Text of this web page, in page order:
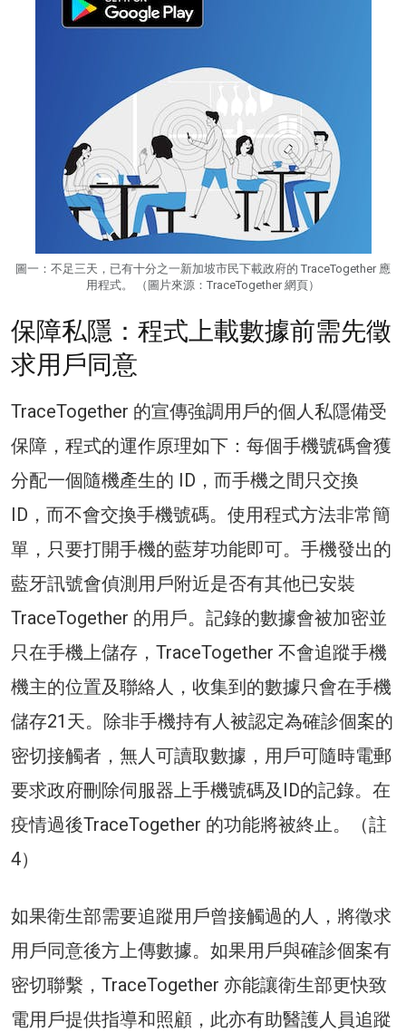
圖一：不足三天，已有十分之一新加坡市民下載政府的 TraceTogether 應
用程式。 （圖片來源：TraceTogether 網頁）
保障私隱：程式上載數據前需先徵
求用戶同意
TraceTogether 的宣傳強調用戶的個人私隱備受
保障，程式的運作原理如下：每個手機號碼會獲
分配一個隨機產生的 ID，而手機之間只交換
ID，而不會交換手機號碼。使用程式方法非常簡
單，只要打開手機的藍芽功能即可。手機發出的
藍牙訊號會偵測用戶附近是否有其他已安裝
TraceTogether 的用戶。記錄的數據會被加密並
只在手機上儲存，TraceTogether 不會追蹤手機
機主的位置及聯絡人，收集到的數據只會在手機
儲存21天。除非手機持有人被認定為確診個案的
密切接觸者，無人可讀取數據，用戶可隨時電郵
要求政府刪除伺服器上手機號碼及ID的記錄。在
疫情過後TraceTogether 的功能將被終止。（註
4）
如果衛生部需要追蹤用戶曾接觸過的人，將徵求
用戶同意後方上傳數據。如果用戶與確診個案有
密切聯繫，TraceTogether 亦能讓衛生部更快致
電用戶提供指導和照顧，此亦有助醫護人員追蹤